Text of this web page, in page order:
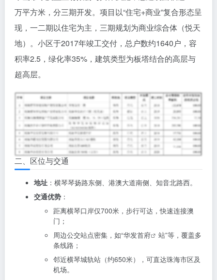
万平方米，分三期开发。项目以“住宅+商业”复合形态呈
现，一二期以住宅为主，三期规划为商业综合体（悦天
地）。小区于2017年竣工交付，总户数约1640户，容
积率2.5，绿化率35%，建筑类型为板塔结合的高层与
超高层。
二、区位与交通
地址 ：横琴琴扬路东侧、港澳大道南侧、知音北路西。
交通优势 ：
距离横琴口岸仅700米，步行可达，快速连接澳
门；
周边公交站点密集，如“华发首府
站”等，覆盖多
条线路；
邻近横琴城轨站（约650米），可直达珠海市区及
机场。